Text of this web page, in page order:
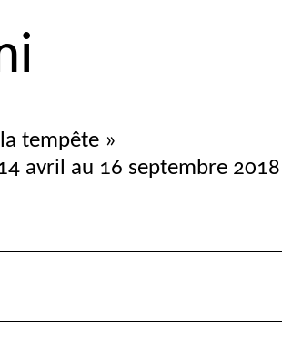
tempête »
avril au 16 septembre 2018